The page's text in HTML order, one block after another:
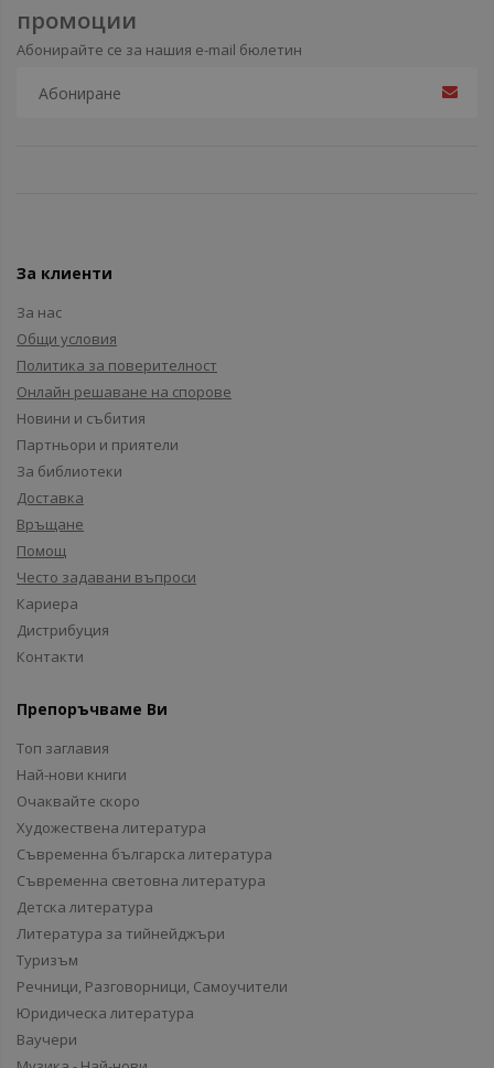
промоции
Абонирайте се за нашия e-mail бюлетин
За клиенти
За нас
Общи условия
Политика за поверителност
Онлайн решаване на спорове
Новини и събития
Партньори и приятели
За библиотеки
Доставка
Връщане
Помощ
Често задавани въпроси
Кариера
Дистрибуция
Контакти
Препоръчваме Ви
Топ заглавия
Най-нови книги
Очаквайте скоро
Художествена литература
Съвременна българска литература
Съвременна световна литература
Детска литература
Литература за тийнейджъри
Туризъм
Речници, Разговорници, Самоучители
Юридическа литература
Ваучери